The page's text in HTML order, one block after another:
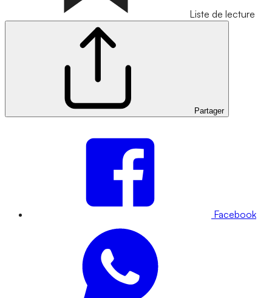
Liste de lecture
Partager
Facebook